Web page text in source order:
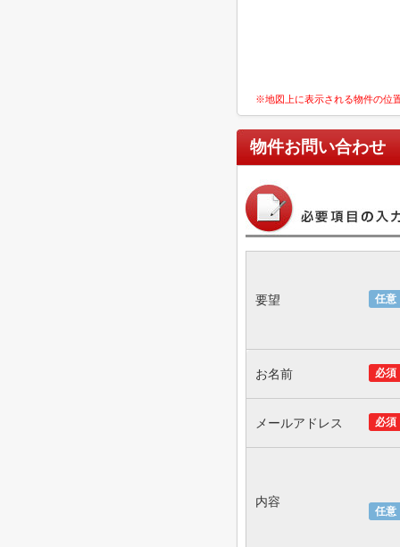
※地図上に表示される物件の位
物件お問い合わせ
任意
要望
必須
お名前
必須
メールアドレス
任意
内容